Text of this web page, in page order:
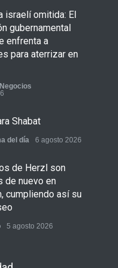
israelí omitida: El
gubernamental
enfrenta a
para aterrizar en
Shabat
del día 6 agosto 2026
de Herzl son
de nuevo en
cumpliendo así su
5 agosto 2026